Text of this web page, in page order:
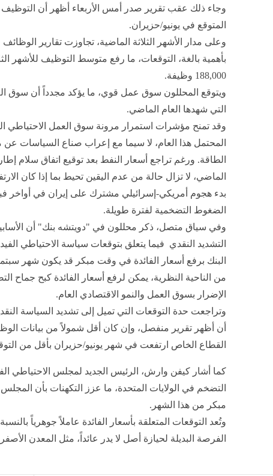
وجاء ذلك عقب تقرير صدر أمس الأربعاء أظهر أن
المتوقع في يونيو/حزيران.
وعلى مدار الأشهر الثلاثة الماضية، تجاوزت تقارير
بأهمية بالغة، التوقعات، ما رفع متوسط ​​التوظيف للأشهر
188,000 وظيفة.
ويتوقع المحللون سوق عمل قوي، ما يؤكد مجدداً أن سوق
التي شهدها العام الماضي.
وقد تمنح مؤشرات استمرار مرونة سوق العمل الاحتياطي
المحتمل هذا العام، لا سيما مع إعراب صناع السياسات
الطاقة. ورغم تراجع أسعار النفط بعد توقيع اتفاق سلام
الماضي، لا تزال حالة من عدم اليقين تحيط بما إذا كان
بدء هجوم أمريكي-إسرائيلي مشترك على إيران في أواخر
الضغوط التضخمية لفترة طويلة.
وفي سياق متصل، ذكر محللون في "دويتشه بنك" أن
التشديد النقدي فيما يتعلق بتوقعات سياسة الاحتياطي
البنك برفع أسعار الفائدة في وقت مبكر قد يكون شهر
من الناحية النظرية، يمكن لرفع أسعار الفائدة كبح
الإضرار بسوق العمل والنمو الاقتصادي العام.
وتراجعت حدة التوقعات التي تميل إلى تشديد السياسة
أن أظهر تقرير منفصل، وإن كان أقل شمولاً من بيانات
القطاع الخاص ارتفعت في شهر يونيو/حزيران بأقل من
كما أشار كيفن وارش، الرئيس الجديد لمجلس الاحتياطي
التضخم في الولايات المتحدة، ما عزز التكهنات بأن
مبكر من هذا الشهر.
وتُعد التوقعات المتعلقة بأسعار الفائدة عاملاً جوهرياً
الفرصة البديلة لحيازة أصل لا يدر عائداً، مثل المعدن